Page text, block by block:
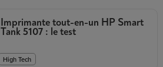
Imprimante tout-en-un HP Smart
Tank 5107 : le test
High Tech